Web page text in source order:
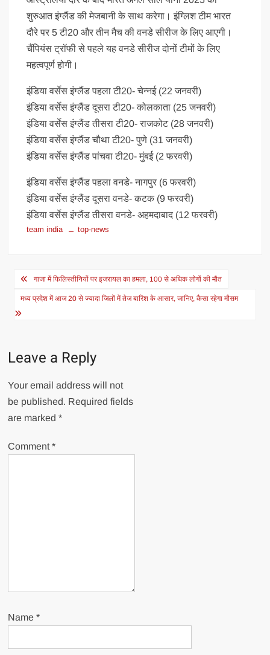
शुरुआत इंग्लैंड की मेजबानी के साथ करेगा। इंग्लिश टीम भारत
दौरे पर 5 टी20 और तीन मैच की वनडे सीरीज के लिए आएगी।
चैंपियंस ट्रॉफी से पहले यह वनडे सीरीज दोनों टीमों के लिए
महत्वपूर्ण होगी।
इंडिया वर्सेस इंग्लैंड पहला टी20- चेन्नई (22 जनवरी)
इंडिया वर्सेस इंग्लैंड दूसरा टी20- कोलकाता (25 जनवरी)
इंडिया वर्सेस इंग्लैंड तीसरा टी20- राजकोट (28 जनवरी)
इंडिया वर्सेस इंग्लैंड चौथा टी20- पुणे (31 जनवरी)
इंडिया वर्सेस इंग्लैंड पांचवा टी20- मुंबई (2 फरवरी)
इंडिया वर्सेस इंग्लैंड पहला वनडे- नागपुर (6 फरवरी)
इंडिया वर्सेस इंग्लैंड दूसरा वनडे- कटक (9 फरवरी)
इंडिया वर्सेस इंग्लैंड तीसरा वनडे- अहमदाबाद (12 फरवरी)
team india top-news
Post
navigation
गाजा में फिलिस्तीनियों पर इजरायल का हमला, 100 से अधिक लोगों की मौत
मध्य प्रदेश में आज 20 से ज्यादा जिलों में तेज बारिश के आसार, जानिए, कैसा रहेगा मौसम
Leave a Reply
Your email address will not
be published. Required fields
are marked*
Comment*
Name*